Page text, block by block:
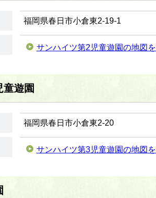
福岡県春日市小倉東2-19-1
サンハイツ第2児童遊園の地図
童遊園
福岡県春日市小倉東2-20
サンハイツ第3児童遊園の地図